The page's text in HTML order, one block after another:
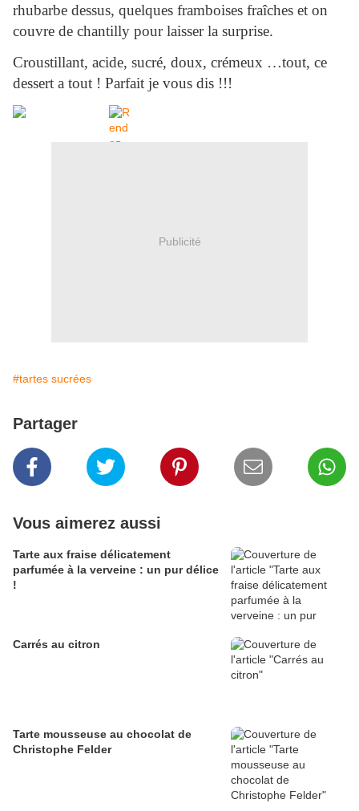
rhubarbe dessus, quelques framboises fraîches et on
couvre de chantilly pour laisser la surprise.
Croustillant, acide, sucré, doux, crémeux …tout, ce
dessert a tout ! Parfait je vous dis !!!
Publicité
#tartes sucrées
Partager
Vous aimerez aussi
Tarte aux fraise délicatement
parfumée à la verveine : un pur délice
!
Carrés au citron
Tarte mousseuse au chocolat de
Christophe Felder